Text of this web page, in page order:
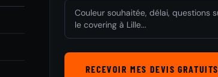
RECEVOIR MES DEVIS GRATUITS